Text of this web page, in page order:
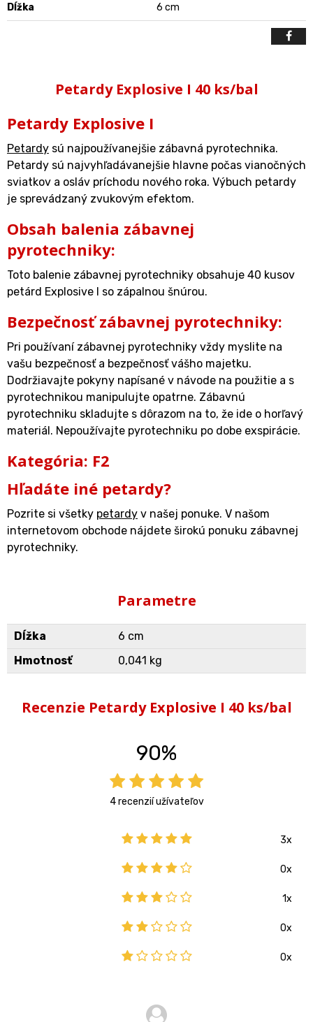
Dĺžka 6 cm
Petardy Explosive I 40 ks/bal
Petardy Explosive I
Petardy sú najpoužívanejšie zábavná pyrotechnika.
Petardy sú najvyhľadávanejšie hlavne počas vianočných
sviatkov a osláv príchodu nového roka. Výbuch petardy
je sprevádzaný zvukovým efektom.
Obsah balenia zábavnej
pyrotechniky:
Toto balenie zábavnej pyrotechniky obsahuje 40 kusov
petárd Explosive I so zápalnou šnúrou.
Bezpečnosť zábavnej pyrotechniky:
Pri používaní zábavnej pyrotechniky vždy myslite na
vašu bezpečnosť a bezpečnosť vášho majetku.
Dodržiavajte pokyny napísané v návode na použitie a s
pyrotechnikou manipulujte opatrne. Zábavnú
pyrotechniku skladujte s dôrazom na to, že ide o horľavý
materiál. Nepoužívajte pyrotechniku po dobe exspirácie.
Kategória: F2
Hľadáte iné petardy?
Pozrite si všetky petardy v našej ponuke. V našom
internetovom obchode nájdete širokú ponuku zábavnej
pyrotechniky.
Parametre
Dĺžka
6 cm
Hmotnosť
0,041 kg
Recenzie Petardy Explosive I 40 ks/bal
90%
4 recenzií užívateľov
3x
0x
1x
0x
0x